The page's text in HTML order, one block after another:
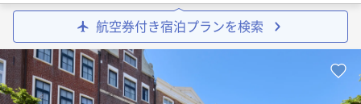
航空券付き宿泊プランを検索